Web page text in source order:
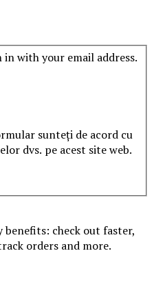
with your email address.
sunteți de acord cu
dvs. pe acest site web.
benefits: check out faster,
orders and more.